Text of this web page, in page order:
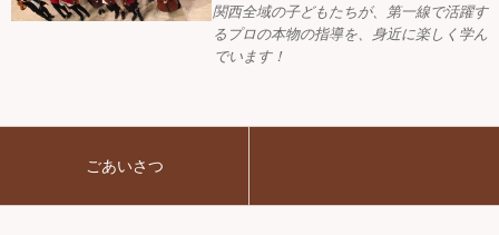
関西全域の子どもたちが、
第一線で活躍す
るプロの本物の指導を、身近に楽しく学ん
でいます！
指導者ご紹介
プレジュニア クラス
ごあいさつ